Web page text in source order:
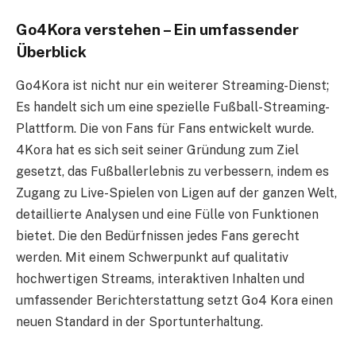
Go4Kora verstehen – Ein umfassender
Überblick
Go4Kora ist nicht nur ein weiterer Streaming-Dienst;
Es handelt sich um eine spezielle Fußball-Streaming-
Plattform. Die von Fans für Fans entwickelt wurde.
4Kora hat es sich seit seiner Gründung zum Ziel
gesetzt, das Fußballerlebnis zu verbessern, indem es
Zugang zu Live-Spielen von Ligen auf der ganzen Welt,
detaillierte Analysen und eine Fülle von Funktionen
bietet. Die den Bedürfnissen jedes Fans gerecht
werden. Mit einem Schwerpunkt auf qualitativ
hochwertigen Streams, interaktiven Inhalten und
umfassender Berichterstattung setzt Go4 Kora einen
neuen Standard in der Sportunterhaltung.